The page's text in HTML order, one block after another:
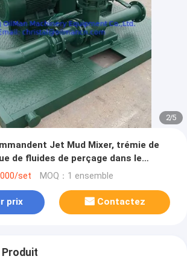
2/5
Jet Mud Mixer, trémie de
de fluides de perçage dans le
set MOQ：1 ensemble
prix Contactez
Produit